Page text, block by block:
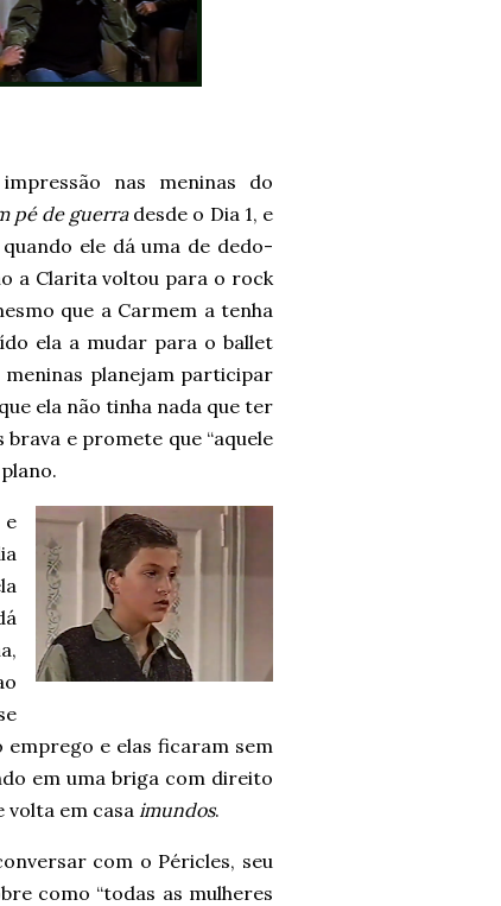
nas meninas do
pé de guerradesde o Dia 1, e
ele dá uma de dedo-
a Clarita voltou para o rock
que a Carmem a tenha
ela a mudar para o ballet
planejam participar
ela não tinha nada que ter
e promete que “aquele
e
emprego e elas ficaram sem
em uma briga com direito
volta em casa imundos.
com o Péricles, seu
como “todas as mulheres